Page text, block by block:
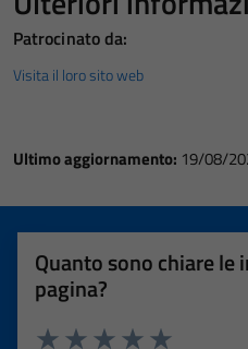
Patrocinato da:
Visita il loro sito web
Ultimo aggiornamento: 19/08/
Quanto sono chiare
pagina?